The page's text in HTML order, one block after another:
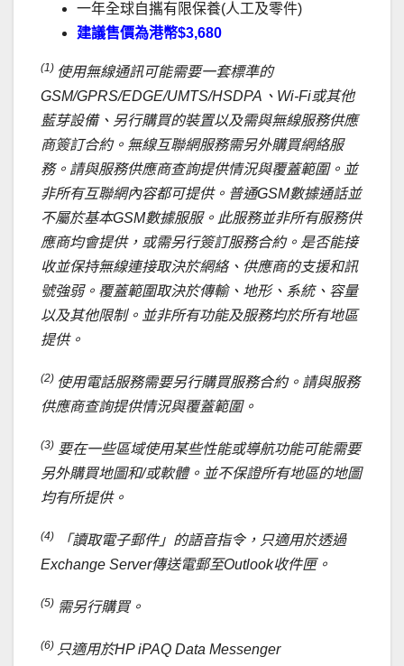
一年全球自攜有限保養(人工及零件)
建議售價為港幣$3,680
(1) 使用無線通訊可能需要一套標準的
GSM/GPRS/EDGE/UMTS/HSDPA、Wi-Fi或其他
藍芽設備、另行購買的裝置以及需與無線服務供應
商簽訂合約。無線互聯網服務需另外購買網絡服
務。請與服務供應商查詢提供情況與覆蓋範圍。並
非所有互聯網內容都可提供。普通GSM數據通話並
不屬於基本GSM數據服服。此服務並非所有服務供
應商均會提供，或需另行簽訂服務合約。是否能接
收並保持無線連接取決於網絡、供應商的支援和訊
號強弱。覆蓋範圍取決於傳輸、地形、系統、容量
以及其他限制。並非所有功能及服務均於所有地區
提供。
(2) 使用電話服務需要另行購買服務合約。請與服務
供應商查詢提供情況與覆蓋範圍。
(3) 要在一些區域使用某些性能或導航功能可能需要
另外購買地圖和/或軟體。並不保證所有地區的地圖
均有所提供。
(4)
「讀取電子郵件」的語音指令，只適用於透過
Exchange Server傳送電郵至Outlook收件匣。
(5) 需另行購買。
(6) 只適用於HP iPAQ Data Messenger